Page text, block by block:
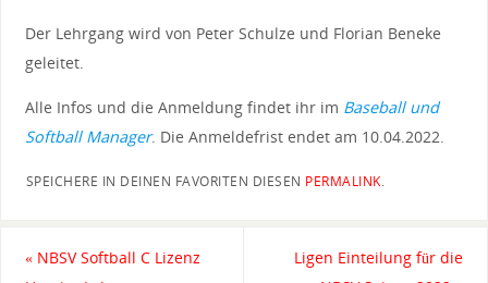
Der Lehrgang wird von Peter Schulze und Florian Beneke
geleitet.
Alle Infos und die Anmeldung findet ihr im Baseball und
Softball Manager. Die Anmeldefrist endet am 10.04.2022.
SPEICHERE IN DEINEN FAVORITEN DIESEN PERMALINK.
«NBSV Softball C Lizenz
Ligen Einteilung für die